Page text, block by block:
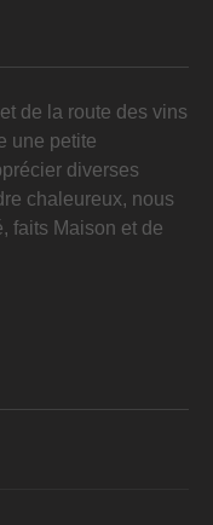
de la route des vins
une petite
diverses
chaleureux, nous
faits Maison et de